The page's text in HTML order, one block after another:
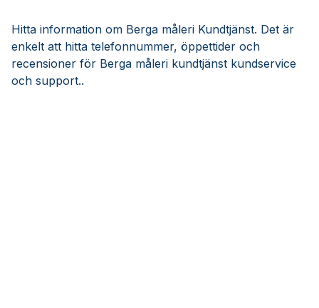
Hitta information om Berga måleri Kundtjänst. Det är
enkelt att hitta telefonnummer, öppettider och
recensioner för Berga måleri kundtjänst kundservice
och support..